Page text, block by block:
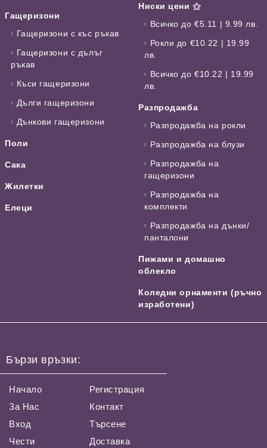
Гащеризони
Гащеризони с къс ръкав
Гащеризони с дълъг
ръкав
Къси гащеризони
Дълги гащеризони
Дънкови гащеризони
Поли
Сака
Жилетки
Елеци
Ниски цени ⚝
Всичко до €5.11 | 9.99 лв.
Рокли до €10.22 | 19.99
лв.
Всичко до €10.22 | 19.99
лв.
Разпродажба
Разпродажба на рокли
Разпродажба на блузи
Разпродажба на
гащеризони
Разпродажба на
комплекти
Разпродажба на дънки/
панталони
Пижами и домашно
облекло
Коледни орнаменти (ръчно
изработени)
Бързи връзки:
Начало
За Нас
Вход
Чести
Регистрация
Контакт
Търсене
Доставка